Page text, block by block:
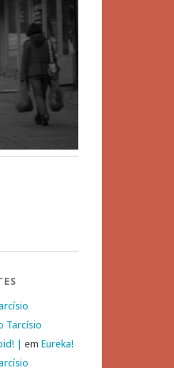
Tarcísio
|
em Eureka!